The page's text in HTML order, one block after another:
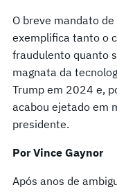
O breve mandato
exemplifica tanto o
fraudulento quanto
magnata da
Trump em 2024 e,
acabou ejetado em
presidente.
Por Vince Gaynor
Após anos de